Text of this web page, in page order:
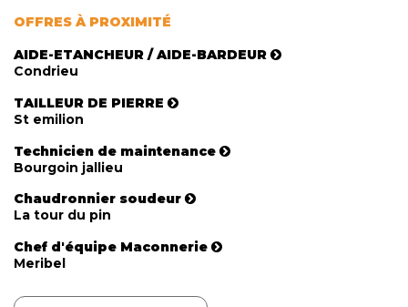
OFFRES À PROXIMITÉ
AIDE-ETANCHEUR / AIDE-BARDEUR
Condrieu
TAILLEUR DE PIERRE
St emilion
Technicien de maintenance
Bourgoin jallieu
Chaudronnier soudeur
La tour du pin
Chef d'équipe Maconnerie
Meribel